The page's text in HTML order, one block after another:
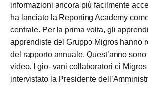
informazioni ancora più facilmente
ha lanciato la Reporting Academy
centrale. Per la prima volta, gli
apprendiste del Gruppo Migros hanno
del rapporto annuale. Quest’anno
video. I gio- vani collaboratori di
intervistato la Presidente